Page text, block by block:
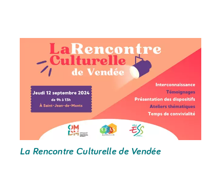
La Rencontre Culturelle de Vendée